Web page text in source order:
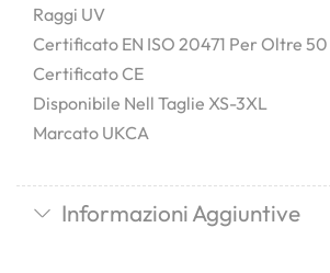
Raggi UV
Certificato EN ISO 20471 Per Oltre
Certificato CE
Disponibile Nell Taglie XS-3XL
Marcato UKCA
Informazioni Aggiuntive